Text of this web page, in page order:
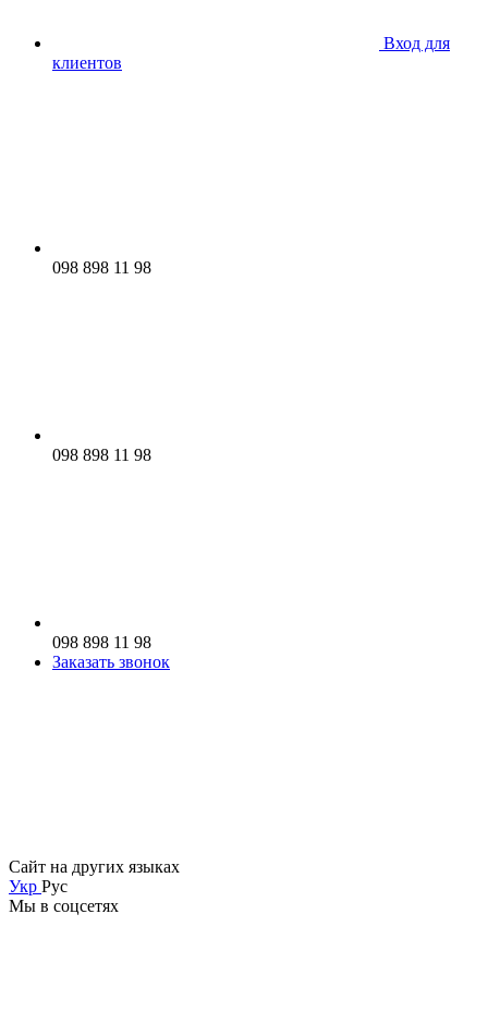
Вход для
клиентов
098 898 11 98
098 898 11 98
098 898 11 98
Заказать звонок
Сайт на других языках
Укр Рус
Мы в соцсетях